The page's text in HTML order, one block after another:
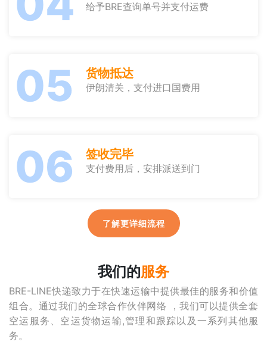
给予BRE查询单号并支付运费
05 货物抵达
伊朗清关，支付进口国费用
06 签收完毕
支付费用后，安排派送到门
了解更详细流程
我们的服务
BRE-LINE快递致力于在快速运输中提供最佳的服务和价值
组合。通过我们的全球合作伙伴网络 ，我们可以提供全套
空运服务、空运货物运输,管理和跟踪以及一系列其他服
务。